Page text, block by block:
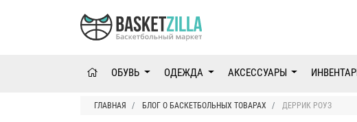
ОБУВЬ ОДЕЖДА АКСЕССУАРЫ
ГЛАВНАЯ БЛОГ О БАСКЕТБОЛЬНЫХ ТОВАРАХ ДЕРРИК РОУЗ